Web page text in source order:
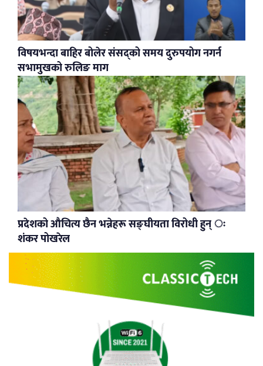
विषयभन्दा बाहिर बोलेर संसद्को समय दुरुपयोग नगर्न
सभामुखको रुलिङ माग
प्रदेशको औचित्य छैन भन्नेहरू सङ्घीयता विरोधी हुन् ः
शंकर पोखरेल